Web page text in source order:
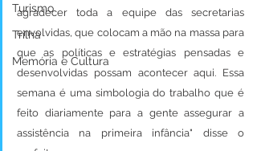
Turismo
Trilha
Memória e Cultura
agradecer toda a equipe das secretarias
envolvidas, que colocam a mão na massa para
que as políticas e estratégias pensadas e
desenvolvidas possam acontecer aqui. Essa
semana é uma simbologia do trabalho que é
feito diariamente para a gente assegurar a
assistência na primeira infância" disse o